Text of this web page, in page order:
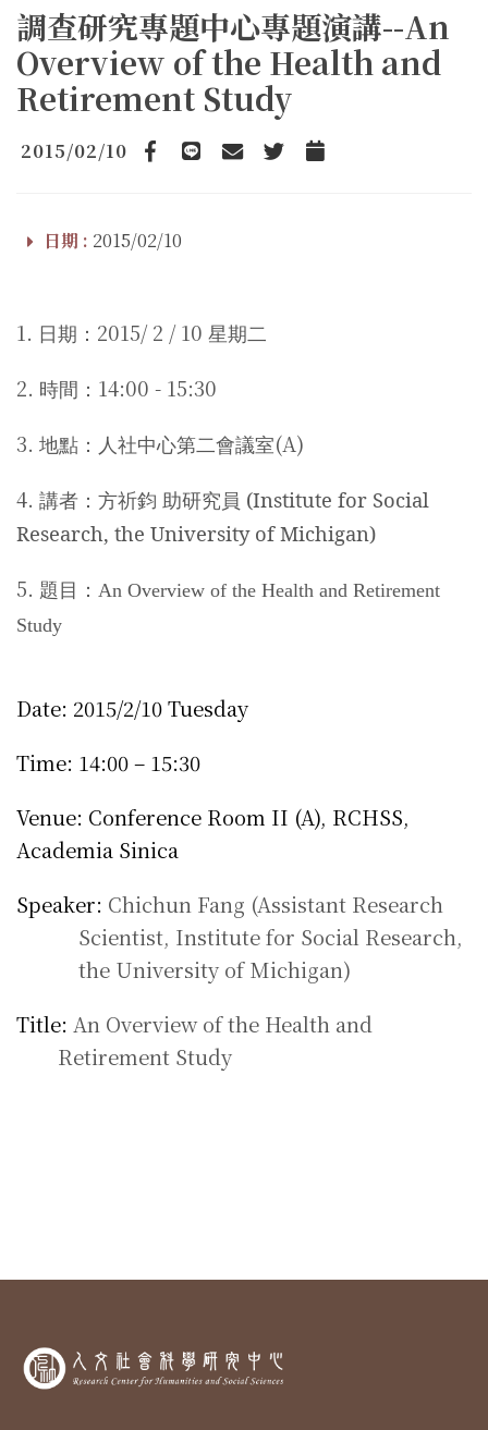
調查研究專題中心專題演講--An
Overview of the Health and
Retirement Study
2015/02/10
Facebook
line emailTwitterAdd to Calendar
日期 : 2015/02/10
1. 日期： 2015/ 2 / 10 星期二
2. 時間： 14:00 - 15:30
3. 地點：人社中心第二會議室(A)
4. 講者：方祈鈞 助研究員 (Institute for Social
Research, the University of Michigan)
5. 題目： An Overview of the Health and Retirement
Study
Date: 2015/2/10 Tuesday
Time: 14:00 – 15:30
Venue: Conference Room II (A), RCHSS,
Academia Sinica
Speaker: Chichun Fang (Assistant Research
Scientist, Institute for Social Research,
the University of Michigan)
Title: An Overview of the Health and
Retirement Study